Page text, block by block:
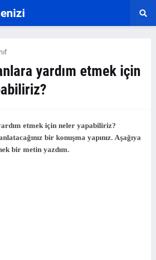
yardım etmek için
etmek için neler yapabiliriz?
bir konuşma yapınız. Aşağıya
bir metin yazdım.